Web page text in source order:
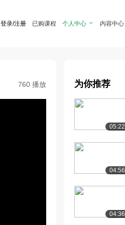
登录/注册 已购课程 个人中心  内容中心
760 播放 为你推荐
05:22
04:56
04:36